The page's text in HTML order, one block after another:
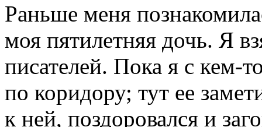
Раньше меня
моя пятилетняя дочь. Я
писателей. Пока я с кем-
по коридору; тут ее
к ней, поздоровался и